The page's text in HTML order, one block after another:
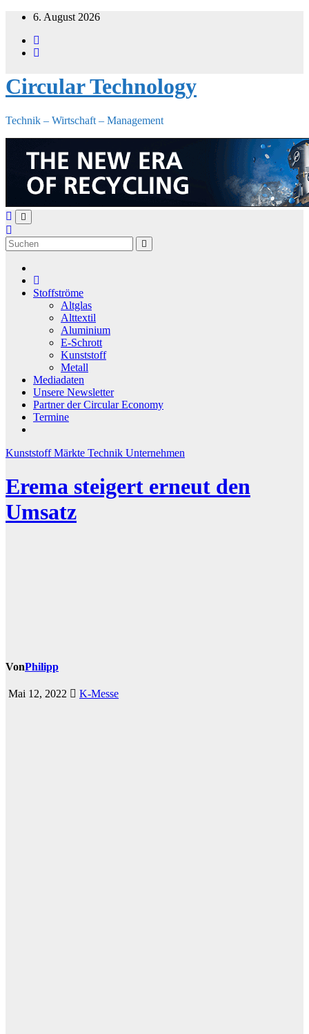
Zum
springen
6. August 2026
Circular Technology
Technik – Wirtschaft – Management
Stoffströme
Altglas
Alttextil
Aluminium
E-Schrott
Kunststoff
Metall
Mediadaten
Unsere Newsletter
Partner der Circular Economy
Termine
KunststoffMärkte Technik Unternehmen
Erema steigert erneut den
Umsatz
VonPhilipp
Mai 12, 2022 K-Messe